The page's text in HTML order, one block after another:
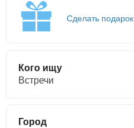
Сделать подарок
Кого ищу
Встречи
Город